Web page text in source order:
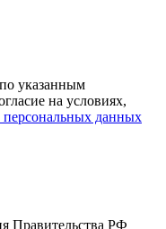
указанным
на условиях,
данных
Правительства РФ